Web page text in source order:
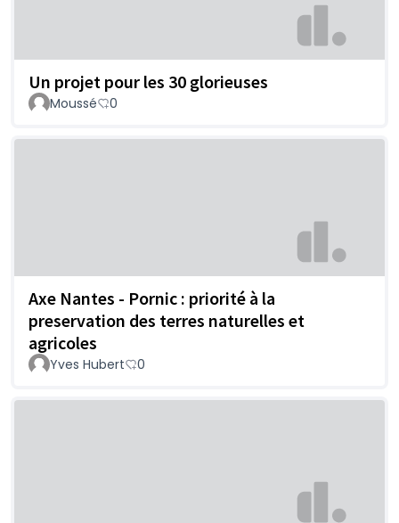
Un projet pour les 30 glorieuses
Moussé 0
Axe Nantes - Pornic : priorité à la
preservation des terres naturelles et
agricoles
Yves Hubert 0